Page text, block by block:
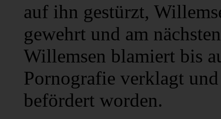
auf ihn gestürzt,
gewehrt und am
Willemsen blamiert bis
Pornografie verklagt
befördert worden.